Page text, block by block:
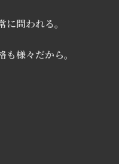
問われる。
も様々だから。